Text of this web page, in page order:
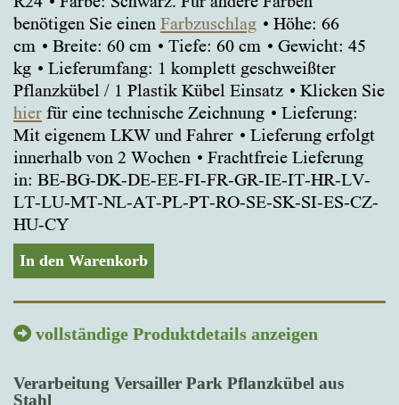
benötigen Sie einen Farbzuschlag
Höhe: 66
cm
Breite: 60 cm Tiefe: 60 cm
Gewicht: 45
kg
Lieferumfang: 1 komplett geschweißter
Pflanzkübel / 1 Plastik Kübel Einsatz
Klicken Sie
hier für eine technische Zeichnung
Lieferung:
Mit eigenem LKW und Fahrer
Lieferung erfolgt
innerhalb von 2 Wochen
Frachtfreie Lieferung
in: BE-BG-DK-DE-EE-FI-FR-GR-IE-IT-HR-LV-
LT-LU-MT-NL-AT-PL-PT-RO-SE-SK-SI-ES-CZ-
HU-CY
In den Warenkorb
vollständige Produktdetails anzeigen
Verarbeitung Versailler Park Pflanzkübel aus
Stahl